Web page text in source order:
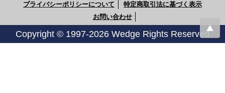
プライバシーポリシーについて
特定商取引法に基づく表示
お問い合わせ
Copyright © 1997-2026 Wedge Rights Reserved